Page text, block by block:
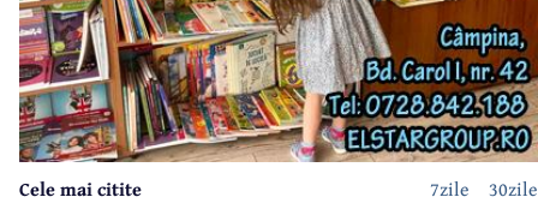
30zile
7zile
Cele mai citite